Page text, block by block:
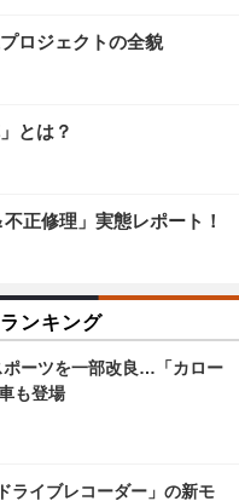
ロジェクトの全貌
とは？
正修理」実態レポート！
ンキング
ポーツを一部改良…「カロー
も登場
ライブレコーダー」の新モ